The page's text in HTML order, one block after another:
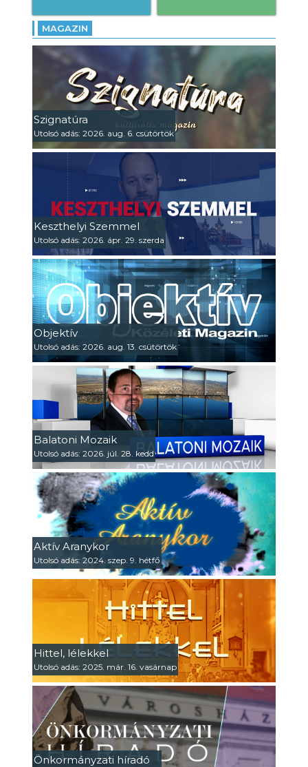
MAGAZIN
Szignatúra
Utolsó adás: 2026. aug. 6. csütörtök
Keszthelyi Szemmel
Utolsó adás: 2026. ápr. 29. szerda
Objektív
Utolsó adás: 2026. aug. 13. csütörtök
Balatoni Mozaik
Utolsó adás: 2026. júl. 28. kedd
Aktív Aranykor
Utolsó adás: 2024. szep. 9. hétfő
Hittel, lélekkel
Utolsó adás: 2025. már. 16. vasárnap
Önkormányzati híradó